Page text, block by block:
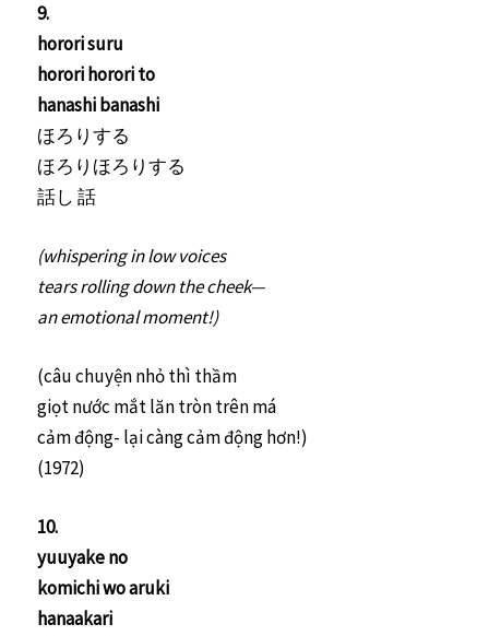
9.
horori suru
horori horori to
hanashi banashi
ほろりする
ほろりほろりする
話し 話
(whispering in low voices
tears rolling down the cheek—
an emotional moment!)
(câu chuyện nhỏ thì thầm
giọt nước mắt lăn tròn trên má
cảm động- lại càng cảm động hơn!)
(1972)
10.
yuuyake no
komichi wo aruki
hanaakari